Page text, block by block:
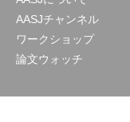
AASJチャンネル
ワークショップ
論文ウォッチ